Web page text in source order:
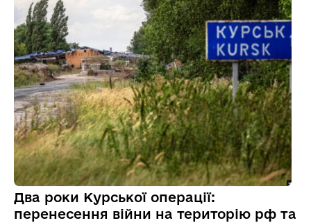
Два роки Курської операції:
перенесення війни на територію рф та